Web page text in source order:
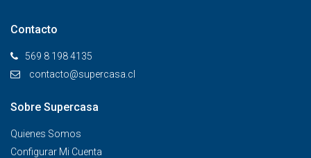
Contacto
569 8 198 4135
contacto@supercasa.cl
Sobre Supercasa
Quienes Somos
Configurar Mi Cuenta